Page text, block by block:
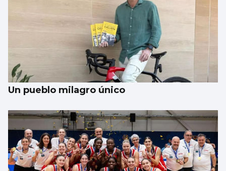
Un pueblo milagro único